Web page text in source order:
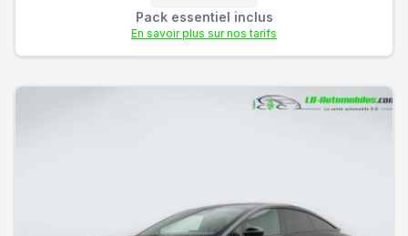
Pack essentiel inclus
En savoir plus sur nos tarifs